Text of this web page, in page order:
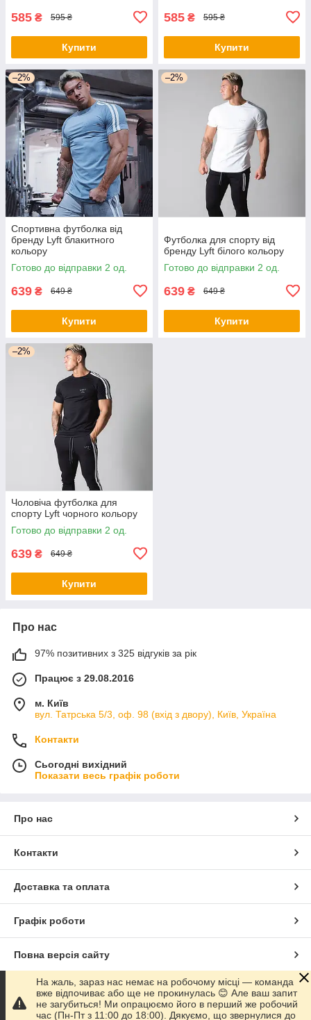
585 ₴ 595 ₴
Купити
585 ₴ 595 ₴
Купити
–2%
Спортивна футболка від
бренду Lyft блакитного
кольору
Готово до відправки 2 од.
639 ₴ 649 ₴
Купити
–2%
Футболка для спорту від
бренду Lyft білого кольору
Готово до відправки 2 од.
639 ₴ 649 ₴
Купити
–2%
Чоловіча футболка для
спорту Lyft чорного кольору
Готово до відправки 2 од.
639 ₴ 649 ₴
Купити
Про нас
97% позитивних з 325 відгуків за рік
Працює з 29.08.2016
м. Київ
вул. Татрська 5/3, оф. 98 (вхід з двору), Київ, Україна
Контакти
Сьогодні вихідний
Показати весь графік роботи
Про нас
Контакти
Доставка та оплата
Графік роботи
Повна версія сайту
Сайт створено на маркетплейсіProm.ua
На жаль, зараз нас немає на робочому місці — команда
вже відпочиває або ще не прокинулась 😊 Але ваш запит
не загубиться! Ми опрацюємо його в перший же робочий
час (Пн-Пт з 11:00 до 18:00). Дякуємо, що звернулися до